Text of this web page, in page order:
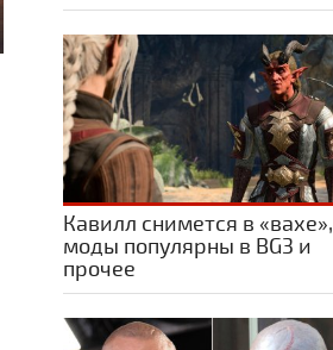
Кавилл снимется в «вахе»,
моды популярны в BG3 и
прочее